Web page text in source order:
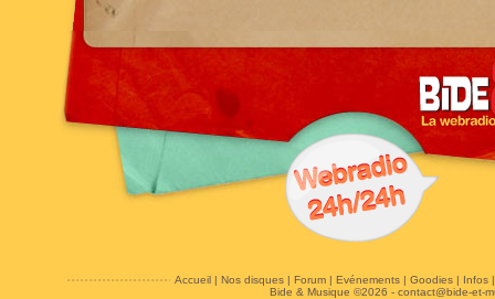
Accueil| Nos disques| Forum| Evénements| Goodies| Infos
Bide & Musique ©2026 - contact@bide-et-